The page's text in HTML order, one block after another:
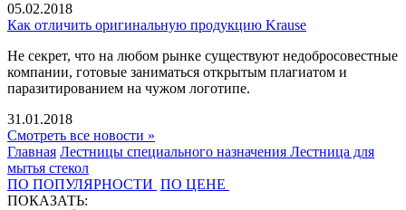
05.02.2018
Как отличить оригинальную продукцию Krause
Не секрет, что на любом рынке существуют недобросовестные
компании, готовые заниматься открытым плагиатом и
паразитированием на чужом логотипе.
31.01.2018
Смотреть все новости »
Главная Лестницы специального назначения Лестница для
мытья стекол
ПО ПОПУЛЯРНОСТИ ПО ЦЕНЕ
ПОКАЗАТЬ: